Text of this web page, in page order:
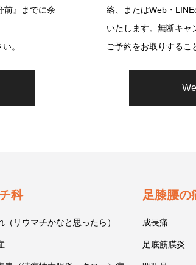
前』までに余
。
絡、またはWeb・
いたします。無断キャ
ご予約をお取りするこ
科
（リウマチかなと思ったら）
足膝腰の
成長痛
足底筋膜炎